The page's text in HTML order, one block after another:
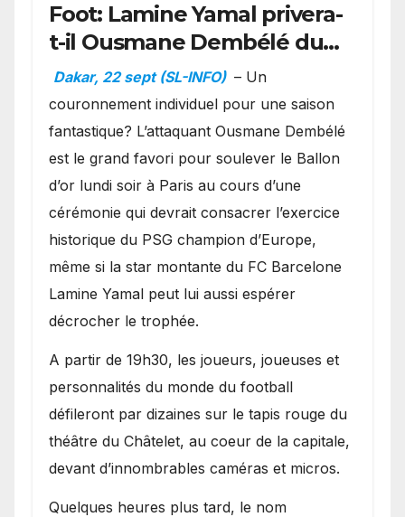
Foot: Lamine Yamal privera-
t-il Ousmane Dembélé du
Ballon d’or ?
Dakar, 22 sept (SL-INFO) – Un
couronnement individuel pour une saison
fantastique? L’attaquant Ousmane Dembélé
est le grand favori pour soulever le Ballon
d’or lundi soir à Paris au cours d’une
cérémonie qui devrait consacrer l’exercice
historique du PSG champion d’Europe,
même si la star montante du FC Barcelone
Lamine Yamal peut lui aussi espérer
décrocher le trophée.
A partir de 19h30, les joueurs, joueuses et
personnalités du monde du football
défileront par dizaines sur le tapis rouge du
théâtre du Châtelet, au coeur de la capitale,
devant d’innombrables caméras et micros.
Quelques heures plus tard, le nom